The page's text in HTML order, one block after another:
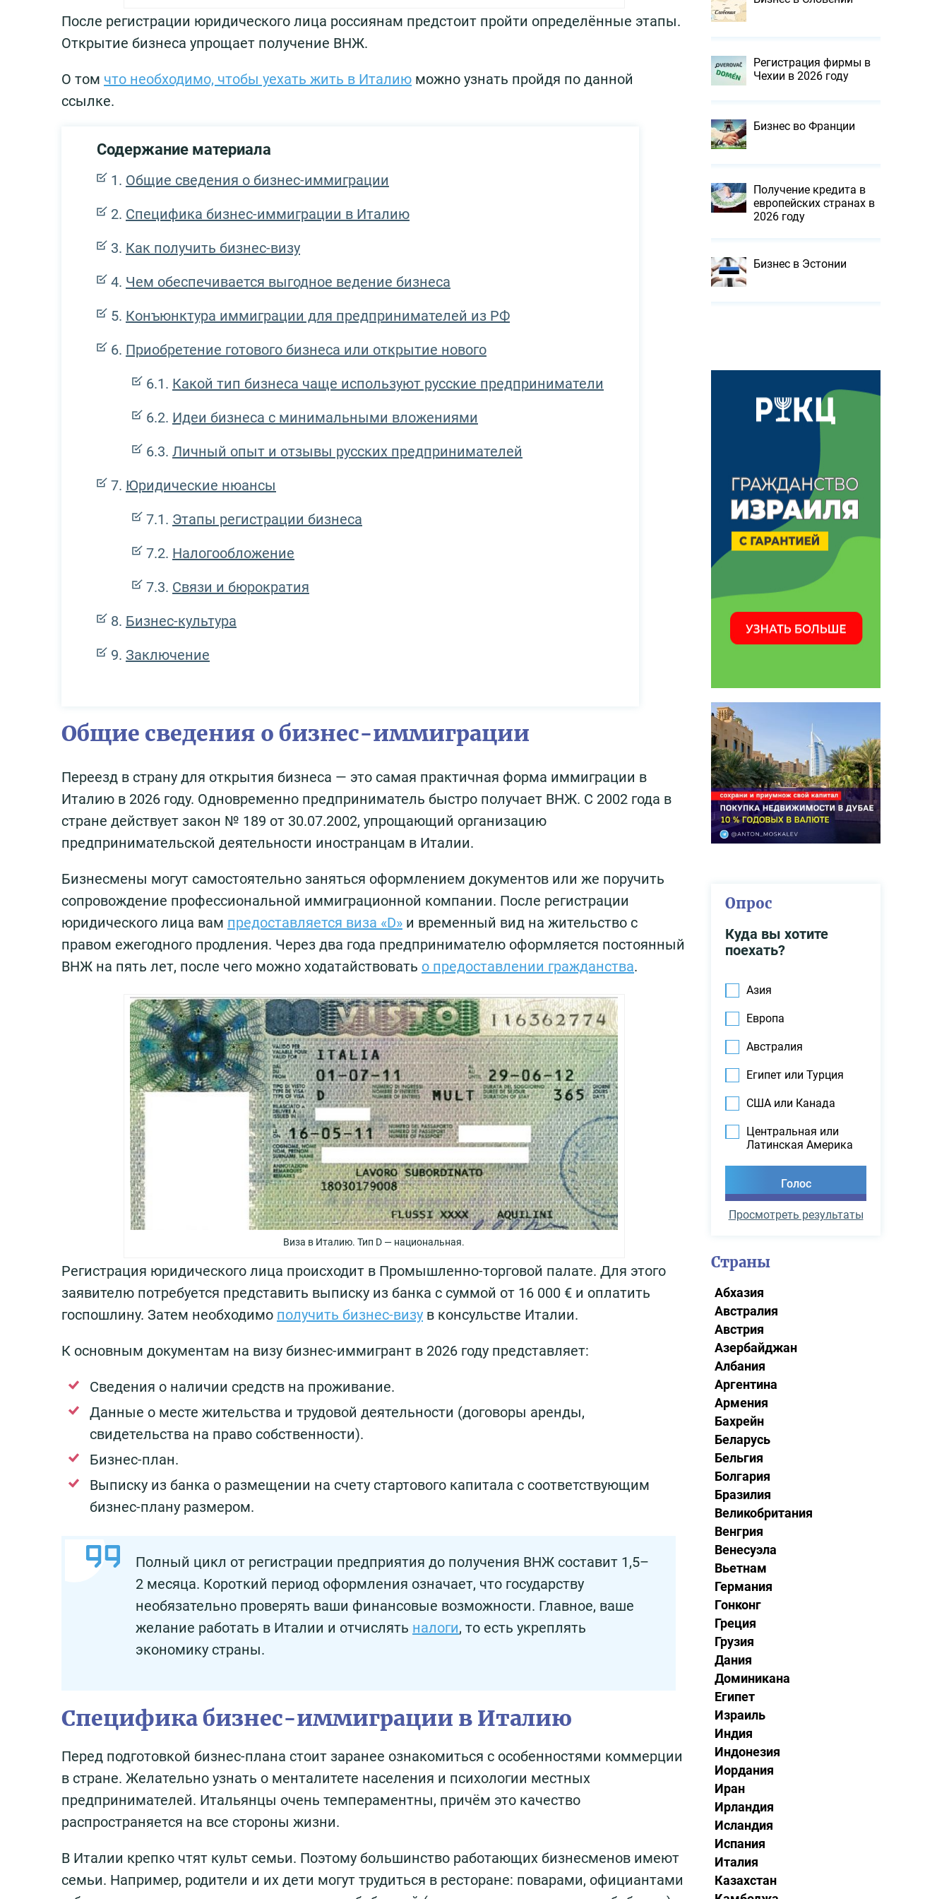
После регистрации юридического лица россиянам предстоит пройти определённые этапы.
Открытие бизнеса упрощает получение ВНЖ.
О том что необходимо, чтобы уехать жить в Италию можно узнать пройдя по данной
ссылке.
Содержание материала
Общие сведения о бизнес-иммиграции
Специфика бизнес-иммиграции в Италию
Как получить бизнес-визу
Чем обеспечивается выгодное ведение бизнеса
Конъюнктура иммиграции для предпринимателей из РФ
Приобретение готового бизнеса или открытие нового
Какой тип бизнеса чаще используют русские предприниматели
Идеи бизнеса с минимальными вложениями
Личный опыт и отзывы русских предпринимателей
Юридические нюансы
Этапы регистрации бизнеса
Налогообложение
Связи и бюрократия
Бизнес-культура
Заключение
Общие сведения о бизнес-иммиграции
Переезд в страну для открытия бизнеса — это самая практичная форма иммиграции в
Италию в 2026 году. Одновременно предприниматель быстро получает ВНЖ. С 2002 года в
стране действует закон № 189 от 30.07.2002, упрощающий организацию
предпринимательской деятельности иностранцам в Италии.
Бизнесмены могут самостоятельно заняться оформлением документов или же поручить
сопровождение профессиональной иммиграционной компании. После регистрации
юридического лица вам предоставляется виза «D» и временный вид на жительство с
правом ежегодного продления. Через два года предпринимателю оформляется постоянный
ВНЖ на пять лет, после чего можно ходатайствовать о предоставлении гражданства.
Виза в Италию. Тип D — национальная.
Регистрация юридического лица происходит в Промышленно-торговой палате. Для этого
заявителю потребуется представить выписку из банка с суммой от 16 000 € и оплатить
госпошлину. Затем необходимо получить бизнес-визу в консульстве Италии.
К основным документам на визу бизнес-иммигрант в 2026 году представляет:
Сведения о наличии средств на проживание.
Данные о месте жительства и трудовой деятельности (договоры аренды,
свидетельства на право собственности).
Бизнес-план.
Выписку из банка о размещении на счету стартового капитала с соответствующим
бизнес-плану размером.
Полный цикл от регистрации предприятия до получения ВНЖ составит 1,5–
2 месяца. Короткий период оформления означает, что государству
необязательно проверять ваши финансовые возможности. Главное, ваше
желание работать в Италии и отчислять налоги, то есть укреплять
экономику страны.
Специфика бизнес-иммиграции в Италию
Перед подготовкой бизнес-плана стоит заранее ознакомиться с особенностями коммерции
в стране. Желательно узнать о менталитете населения и психологии местных
предпринимателей. Итальянцы очень темпераментны, причём это качество
распространяется на все стороны жизни.
В Италии крепко чтят культ семьи. Поэтому большинство работающих бизнесменов имеют
семьи. Например, родители и их дети могут трудиться в ресторане: поварами, официантами
Регистрация фирмы в
Чехии в 2026 году
Бизнес во Франции
Получение кредита в
европейских странах в
2026 году
Бизнес в Эстонии
Опрос
Куда вы хотите
поехать?
Азия
Европа
Австралия
Египет или Турция
США или Канада
Центральная или
Латинская Америка
Просмотреть результаты
Страны
Абхазия
Австралия
Австрия
Азербайджан
Албания
Аргентина
Армения
Бахрейн
Беларусь
Бельгия
Болгария
Бразилия
Великобритания
Венгрия
Венесуэла
Вьетнам
Германия
Гонконг
Греция
Грузия
Дания
Доминикана
Египет
Израиль
Индия
Индонезия
Иордания
Иран
Ирландия
Исландия
Испания
Италия
Казахстан